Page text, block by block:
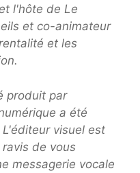
l'hôte de Le
et co-animateur
et les
produit par
a été
visuel est
de vous
messagerie vocale